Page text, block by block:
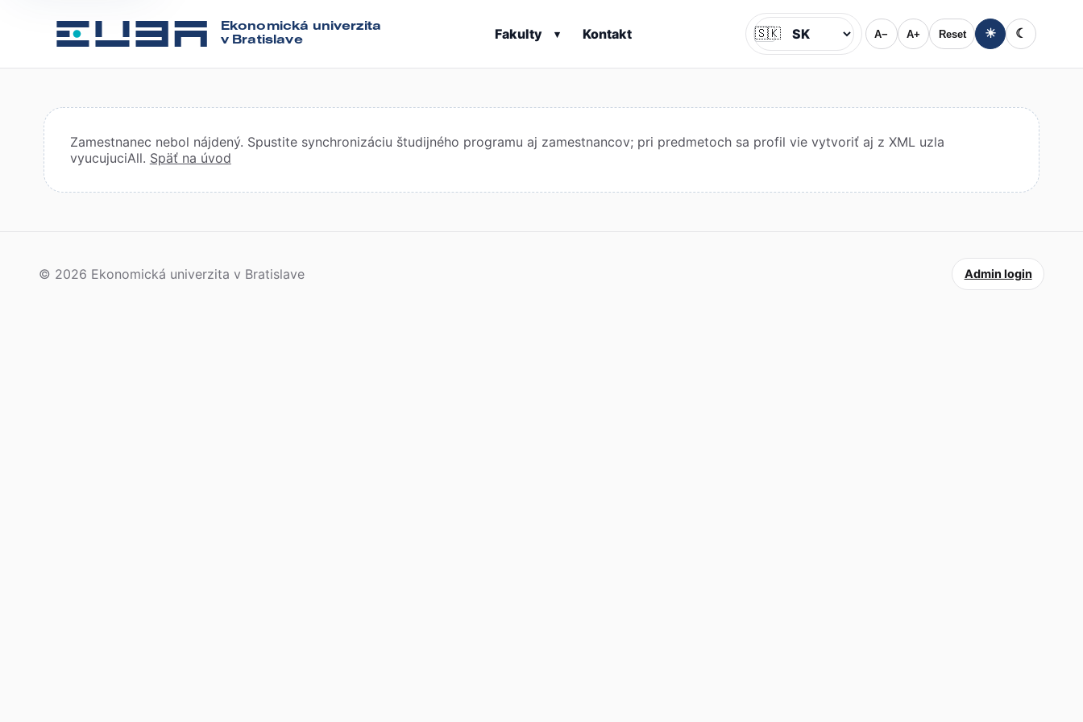
Ekonomická univerzita
v Bratislave
Fakulty ▾ Kontakt Jazyk
🇸🇰 A− A+ Reset ☀ ☾
Zamestnanec nebol nájdený. Spustite synchronizáciu študijného programu aj zamestnancov; pri predmetoch sa profil vie vytvoriť aj z XML uzla
vyucujuciAll. Späť na úvod
© 2026 Ekonomická univerzita v Bratislave Admin login